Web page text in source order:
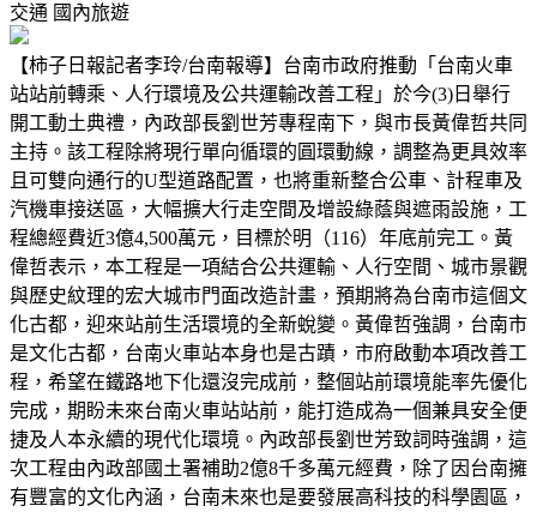
交通 國內旅遊
【柿子日報記者李玲/台南報導】台南市政府推動「台南火車
站站前轉乘、人行環境及公共運輸改善工程」於今(3)日舉行
開工動土典禮，內政部長劉世芳專程南下，與市長黃偉哲共同
主持。該工程除將現行單向循環的圓環動線，調整為更具效率
且可雙向通行的U型道路配置，也將重新整合公車、計程車及
汽機車接送區，大幅擴大行走空間及增設綠蔭與遮雨設施，工
程總經費近3億4,500萬元，目標於明（116）年底前完工。黃
偉哲表示，本工程是一項結合公共運輸、人行空間、城市景觀
與歷史紋理的宏大城市門面改造計畫，預期將為台南市這個文
化古都，迎來站前生活環境的全新蛻變。黃偉哲強調，台南市
是文化古都，台南火車站本身也是古蹟，市府啟動本項改善工
程，希望在鐵路地下化還沒完成前，整個站前環境能率先優化
完成，期盼未來台南火車站站前，能打造成為一個兼具安全便
捷及人本永續的現代化環境。內政部長劉世芳致詞時強調，這
次工程由內政部國土署補助2億8千多萬元經費，除了因台南擁
有豐富的文化內涵，台南未來也是要發展高科技的科學園區，